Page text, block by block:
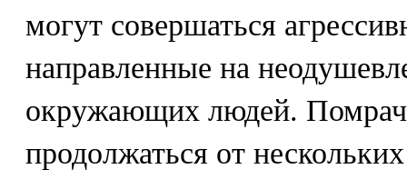
могут совершаться
направленные на
окружающих людей.
продолжаться от